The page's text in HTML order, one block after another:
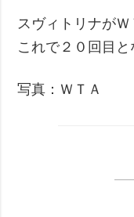
スヴィトリナが
これで２０回目と
写真：ＷＴＡ